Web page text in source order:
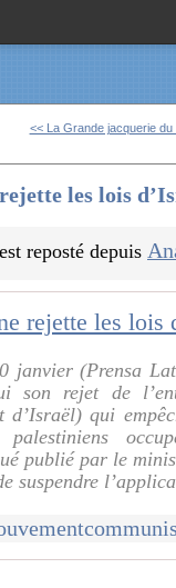
<< La Grande jacquerie du
rejette les lois
reposté depuis
rejette les
janvier (Prensa
son rejet de
d’Israël) qui
palestiniens
publié par le
suspendre l’applica